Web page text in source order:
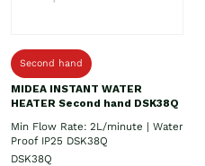
Second hand
MIDEA INSTANT WATER
HEATER Second hand DSK38Q
Min Flow Rate: 2L/minute | Water
Proof IP25 DSK38Q
DSK38Q